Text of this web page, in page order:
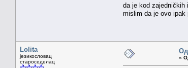
da je kod zajedničkih
mislim da je ovo ipak
Lolita
језикословац
староседелац
«